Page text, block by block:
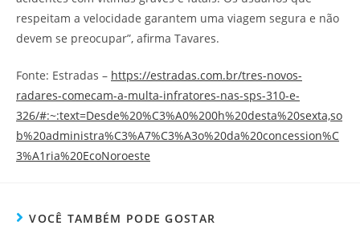
respeitam a velocidade garantem uma viagem segura e não
devem se preocupar”, afirma Tavares.
Fonte: Estradas – https://estradas.com.br/tres-novos-
radares-comecam-a-multa-infratores-nas-sps-310-e-
326/#:~:text=Desde%20%C3%A0%200h%20desta%20sexta,so
b%20administra%C3%A7%C3%A3o%20da%20concession%C
3%A1ria%20EcoNoroeste
VOCÊ TAMBÉM PODE GOSTAR